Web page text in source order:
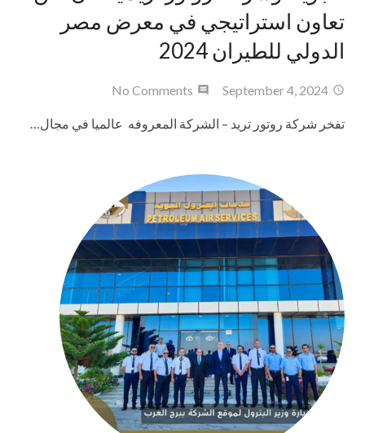
تعاون استراتيجي في معرض مصر
الدولي للطيران 2024
September 4, 2024
No Comments
تفخر شركة روتور تريد – الشركة المعروفه عالميا في مجال…